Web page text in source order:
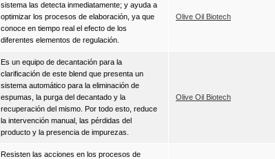
sistema las detecta inmediatamente; y ayuda a
optimizar los procesos de elaboración, ya que
conoce en tiempo real el efecto de los
diferentes elementos de regulación.
Olive Oil Biotech
Es un equipo de decantación para la
clarificación de este blend que presenta un
sistema automático para la eliminación de
espumas, la purga del decantado y la
recuperación del mismo. Por todo esto, reduce
la intervención manual, las pérdidas del
producto y la presencia de impurezas.
Olive Oil Biotech
Resisten las acciones en los procesos de